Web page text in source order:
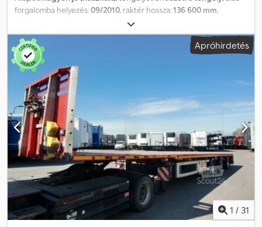
forgalomba helyezés:09/2010, raktér hossza:136 600 mm,
, teljes hossz:
szélesség:2 500 mm, felfüggesztés:levegő, abroncs méret:
385/65 R22.5
, szín:egyéb,
Gyártási év:
tartozékok = - 3 tengely - Emelőtengely - Légrugó - Tárcsafékek -
Kormányzott tengely = További információk =
Tengelykonfiguráció Gumiabroncs mérete: 385/65 R22.5
Gumiabroncs mintázata: 40% Hátsó tengely 1: Kormányozható
Credozrzl Nspfx Aklof Súlyok Üres súly: 10 000 kg Megengedett
raktér: 35 000 kg Megengedett össztömeg: 45 000 kg
Karbantartás, előzmények és állapot APK (műszaki fővizsga):
érvényes 2026.09-ig Műszaki állapot: nagyon jó Optikai állapot:
nagyon jó Pénzügyi információk Ár: Érdeklődjön Azonosítás
Rendszám: QKW546
Apróhirdetés
1 / 31